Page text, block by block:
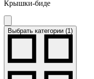
Крышки-биде
Выбрать категории (1)